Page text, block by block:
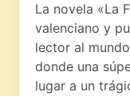
La novela «La
valenciano y
lector al
donde una
lugar a un